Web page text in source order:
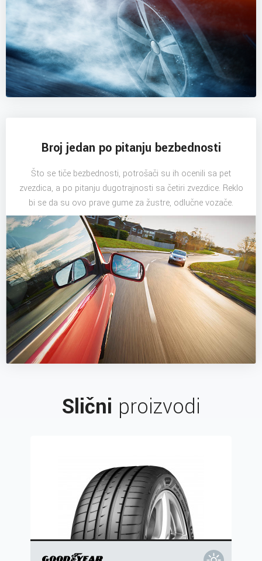
Broj jedan po pitanju bezbednosti
Što se tiče bezbednosti, potrošači su ih ocenili sa pet
zvezdica, a po pitanju dugotrajnosti sa četiri zvezdice. Reklo
bi se da su ovo prave gume za žustre, odlučne vozače.
Slični proizvodi